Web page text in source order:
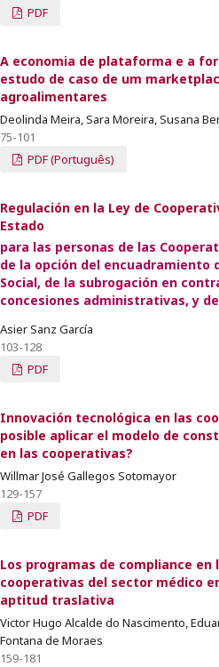
PDF
A economia de plataforma e a
estudo de caso de um
agroalimentares
Deolinda Meira, Sara Moreira, Susana
75-101
PDF (Português)
Regulación en la Ley de
Estado
para las personas de las
de la opción del encuadramiento
Social, de la subrogación en
concesiones administrativas, y
Asier Sanz García
103-128
PDF
Innovación tecnológica en las
posible aplicar el modelo de
en las cooperativas?
Willmar José Gallegos Sotomayor
129-157
PDF
Los programas de compliance en
cooperativas del sector médico
aptitud traslativa
Victor Hugo Alcalde do Nascimento,
Fontana de Moraes
159-181